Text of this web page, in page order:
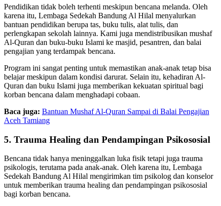
Pendidikan tidak boleh terhenti meskipun bencana melanda. Oleh
karena itu, Lembaga Sedekah Bandung Al Hilal menyalurkan
bantuan pendidikan berupa tas, buku tulis, alat tulis, dan
perlengkapan sekolah lainnya. Kami juga mendistribusikan mushaf
Al-Quran dan buku-buku Islami ke masjid, pesantren, dan balai
pengajian yang terdampak bencana.
Program ini sangat penting untuk memastikan anak-anak tetap bisa
belajar meskipun dalam kondisi darurat. Selain itu, kehadiran Al-
Quran dan buku Islami juga memberikan kekuatan spiritual bagi
korban bencana dalam menghadapi cobaan.
Baca juga: Bantuan Mushaf Al-Quran Sampai di Balai Pengajian
Aceh Tamiang
5. Trauma Healing dan Pendampingan Psikososial
Bencana tidak hanya meninggalkan luka fisik tetapi juga trauma
psikologis, terutama pada anak-anak. Oleh karena itu, Lembaga
Sedekah Bandung Al Hilal mengirimkan tim psikolog dan konselor
untuk memberikan trauma healing dan pendampingan psikososial
bagi korban bencana.